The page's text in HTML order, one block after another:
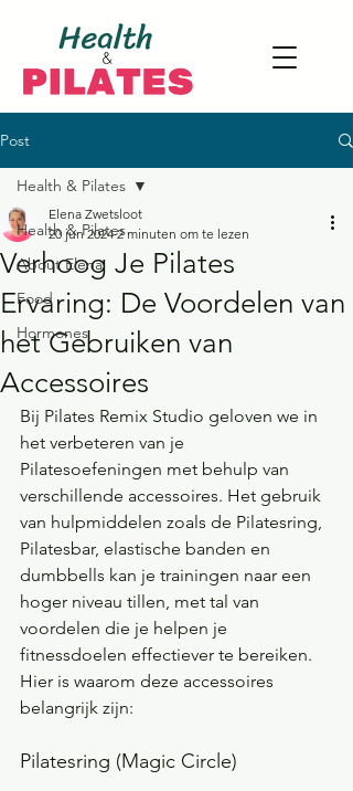
Post
Health & Pilates
About Elena
Food
Hormones
Health & Pilates
Verhoog Je Pilates
Ervaring: De Voordelen van
het Gebruiken van
Accessoires
Elena Zwetsloot
20 jun 2024 2 minuten om te lezen
Bij Pilates Remix Studio geloven we in
het verbeteren van je
Pilatesoefeningen met behulp van
verschillende accessoires. Het gebruik
van hulpmiddelen zoals de Pilatesring,
Pilatesbar, elastische banden en
dumbbells kan je trainingen naar een
hoger niveau tillen, met tal van
voordelen die je helpen je
fitnessdoelen effectiever te bereiken.
Hier is waarom deze accessoires
belangrijk zijn:
Pilatesring (Magic Circle)